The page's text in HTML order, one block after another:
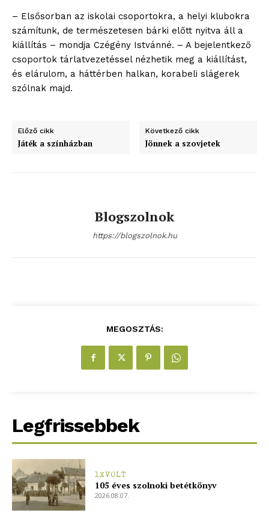
ELŐFIZETÉS
Hasznos
Előfizetés
Kapcsolat
Adatkezelési tájékoztató
– Elsősorban az iskolai csoportokra, a helyi klubokra
számítunk, de természetesen bárki előtt nyitva áll a
kiállítás – mondja Czégény Istvánné. – A bejelentkező
csoportok tárlatvezetéssel nézhetik meg a kiállítást,
és elárulom, a háttérben halkan, korabeli slágerek
szólnak majd.
Előző cikk
Játék a színházban
Következő cikk
Jönnek a szovjetek
Blogszolnok
https://blogszolnok.hu
MEGOSZTÁS:
Legfrissebbek
1XVOLT
105 éves szolnoki betétkönyv
2026.08.07.